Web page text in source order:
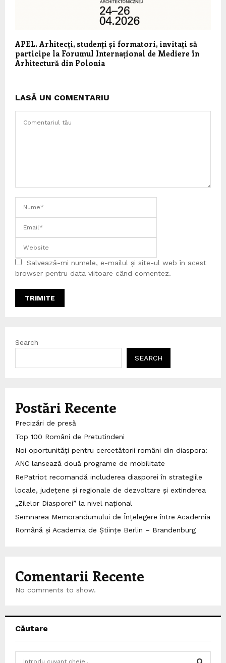
APEL. Arhitecți, studenți și formatori, invitați să
participe la Forumul Internațional de Mediere în
Arhitectură din Polonia
LASĂ UN COMENTARIU
Salvează-mi numele, e-mailul și site-ul web în acest
browser pentru data viitoare când comentez.
Search
SEARCH
Postări Recente
Precizări de presă
Top 100 Români de Pretutindeni
Noi oportunități pentru cercetătorii români din diaspora:
ANC lansează două programe de mobilitate
RePatriot recomandă includerea diasporei în strategiile
locale, județene și regionale de dezvoltare și extinderea
„Zilelor Diasporei” la nivel național
Semnarea Memorandumului de Înțelegere între Academia
Română și Academia de Științe Berlin – Brandenburg
Comentarii Recente
No comments to show.
Căutare